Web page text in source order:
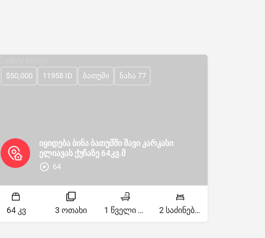
იყიდება ბინა ბათუმში შავი კარკასი
ელიავას ქუჩაზე 64კვ.მ
64
$50,000 11958 ID ბათუმი ნახა 77
64 კვ 3 ოთახი 1 წველი წერტილი 2 საძინებელი